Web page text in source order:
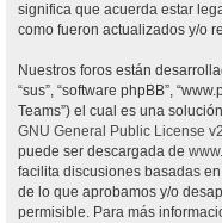
significa que acuerda estar
como fueron actualizados y/o
Nuestros foros están
“sus”, “software phpBB”,
Teams”) el cual es una
GNU General Public License
puede ser descargada de
facilita discusiones basadas
de lo que aprobamos y/o
permisible. Para más